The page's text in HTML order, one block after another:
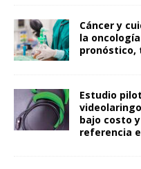
Cáncer y
la
pronóstico,
Estudio
bajo costo
referencia